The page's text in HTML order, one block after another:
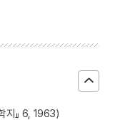
지』 6, 1963)